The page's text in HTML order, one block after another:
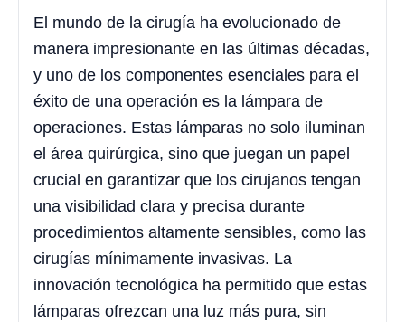
El mundo de la cirugía ha evolucionado de
manera impresionante en las últimas décadas,
y uno de los componentes esenciales para el
éxito de una operación es la lámpara de
operaciones. Estas lámparas no solo iluminan
el área quirúrgica, sino que juegan un papel
crucial en garantizar que los cirujanos tengan
una visibilidad clara y precisa durante
procedimientos altamente sensibles, como las
cirugías mínimamente invasivas. La
innovación tecnológica ha permitido que estas
lámparas ofrezcan una luz más pura, sin